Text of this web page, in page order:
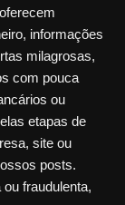
informações
milagrosas,
com pouca
ou
etapas de
site ou
posts.
fraudulenta,